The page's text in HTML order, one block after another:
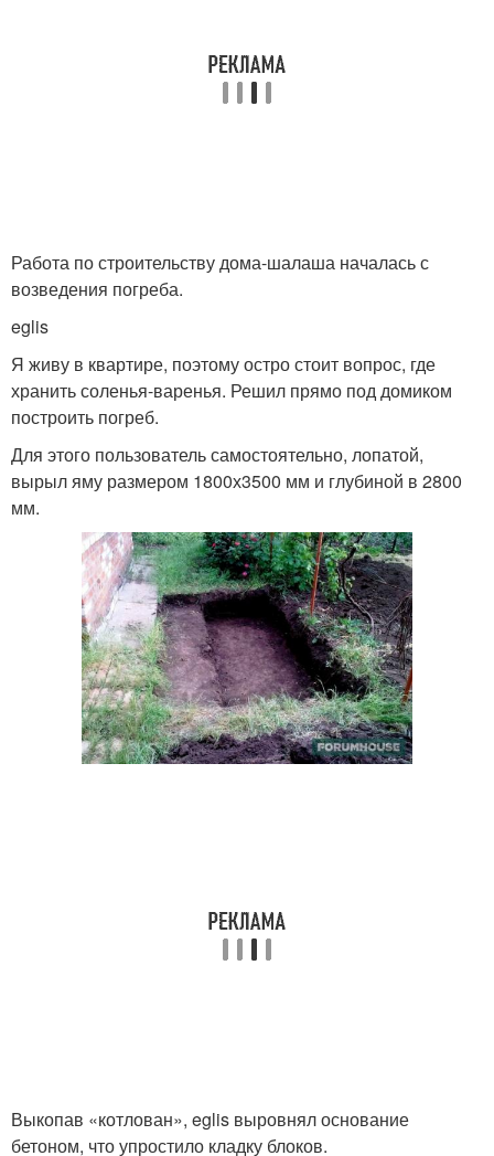
Работа по строительству дома-шалаша началась с
возведения погреба.
eglis
Я живу в квартире, поэтому остро стоит вопрос, где
хранить соленья-варенья. Решил прямо под домиком
построить погреб.
Для этого пользователь самостоятельно, лопатой,
вырыл яму размером 1800х3500 мм и глубиной в 2800
мм.
Выкопав «котлован», eglis выровнял основание
бетоном, что упростило кладку блоков.